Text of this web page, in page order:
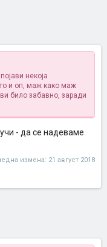
некоја
и оп, маж како маж
било забавно, заради
- да се надеваме
измена: 21 август 2018